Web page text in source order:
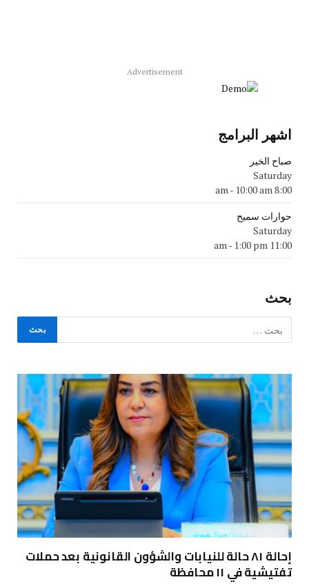
Advertisement
اشهر البرامج
صباح الخير
Saturday
8:00 am
- 10:00 am
حوارات سميح
Saturday
11:00 am
- 1:00 pm
بحث
إحالة ٨١ حالة للنيابات والشؤون القانونية بعد حملات
تفتيشية في ١١ محافظة